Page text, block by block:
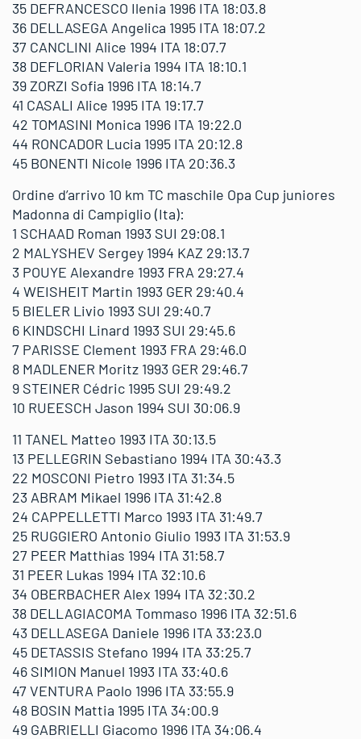
35 DEFRANCESCO Ilenia 1996 ITA 18:03.8
36 DELLASEGA Angelica 1995 ITA 18:07.2
37 CANCLINI Alice 1994 ITA 18:07.7
38 DEFLORIAN Valeria 1994 ITA 18:10.1
39 ZORZI Sofia 1996 ITA 18:14.7
41 CASALI Alice 1995 ITA 19:17.7
42 TOMASINI Monica 1996 ITA 19:22.0
44 RONCADOR Lucia 1995 ITA 20:12.8
45 BONENTI Nicole 1996 ITA 20:36.3
Ordine d’arrivo 10 km TC maschile Opa Cup juniores
Madonna di Campiglio (Ita):
1 SCHAAD Roman 1993 SUI 29:08.1
2 MALYSHEV Sergey 1994 KAZ 29:13.7
3 POUYE Alexandre 1993 FRA 29:27.4
4 WEISHEIT Martin 1993 GER 29:40.4
5 BIELER Livio 1993 SUI 29:40.7
6 KINDSCHI Linard 1993 SUI 29:45.6
7 PARISSE Clement 1993 FRA 29:46.0
8 MADLENER Moritz 1993 GER 29:46.7
9 STEINER Cédric 1995 SUI 29:49.2
10 RUEESCH Jason 1994 SUI 30:06.9
11 TANEL Matteo 1993 ITA 30:13.5
13 PELLEGRIN Sebastiano 1994 ITA 30:43.3
22 MOSCONI Pietro 1993 ITA 31:34.5
23 ABRAM Mikael 1996 ITA 31:42.8
24 CAPPELLETTI Marco 1993 ITA 31:49.7
25 RUGGIERO Antonio Giulio 1993 ITA 31:53.9
27 PEER Matthias 1994 ITA 31:58.7
31 PEER Lukas 1994 ITA 32:10.6
34 OBERBACHER Alex 1994 ITA 32:30.2
38 DELLAGIACOMA Tommaso 1996 ITA 32:51.6
43 DELLASEGA Daniele 1996 ITA 33:23.0
45 DETASSIS Stefano 1994 ITA 33:25.7
46 SIMION Manuel 1993 ITA 33:40.6
47 VENTURA Paolo 1996 ITA 33:55.9
48 BOSIN Mattia 1995 ITA 34:00.9
49 GABRIELLI Giacomo 1996 ITA 34:06.4